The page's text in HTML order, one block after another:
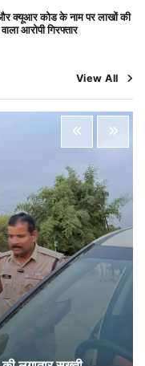
क्यूआर कोड के नाम पर लाखों की
आरोपी गिरफ्तार
पुलिस की सख्त कार्रवाई
पुलिस की लगातार सख्ती
प्रबंधक पर केस दर्ज, फरार;
के खेल’ पर फिर उठे सवाल
2026 0
से अधिक का गेहूं सड़ा, 5,700
ने लौटाया
2026 0
क्यूआर कोड के नाम पर लाखों की
आरोपी गिरफ्तार
2026
View All